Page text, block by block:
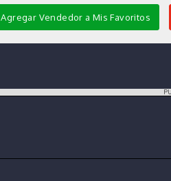
Agregar Vendedor a Mis Favoritos